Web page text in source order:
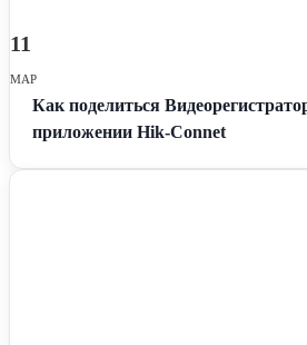
11
МАР
Как поделиться
приложении Hik-Connet